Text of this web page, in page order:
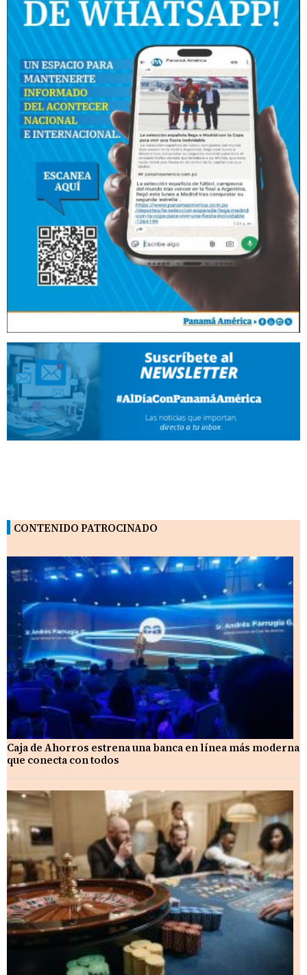
CONTENIDO PATROCINADO
Caja de Ahorros estrena una banca en línea más moderna
que conecta con todos